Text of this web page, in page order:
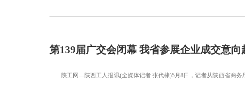
第139届广交会闭幕 我省参展企业成交意向
陕工网—陕西工人报讯(全媒体记者 张代棣)5月8日，记者从陕西省商务